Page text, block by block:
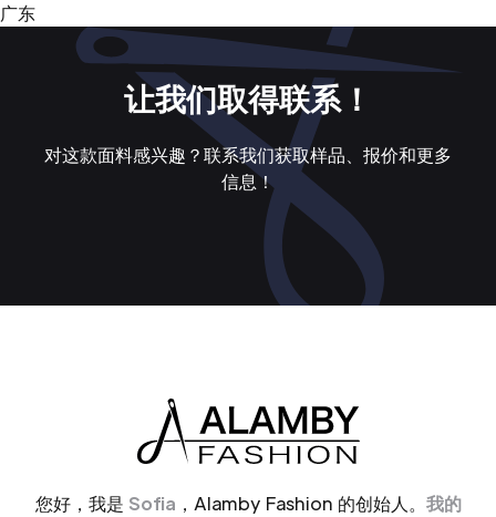
广东
让我们取得联系！
对这款面料感兴趣？联系我们获取样品、报价和更多
信息！
您好，我是 Sofia ，Alamby Fashion 的创始人。 我的